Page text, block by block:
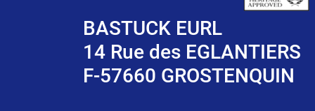
BASTUCK EURL
14 Rue des EGLANTIERS
F-57660 GROSTENQUIN